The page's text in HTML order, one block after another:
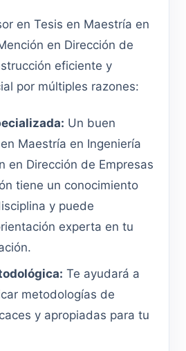
en Tesis en Maestría en
en Dirección de
eficiente y
por múltiples razones:
Un buen
Maestría en Ingeniería
en Dirección de Empresas
tiene un conocimiento
y puede
experta en tu
Te ayudará a
metodologías de
y apropiadas para tu